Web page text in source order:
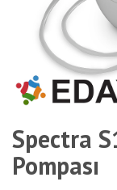
Spectra
Pompası